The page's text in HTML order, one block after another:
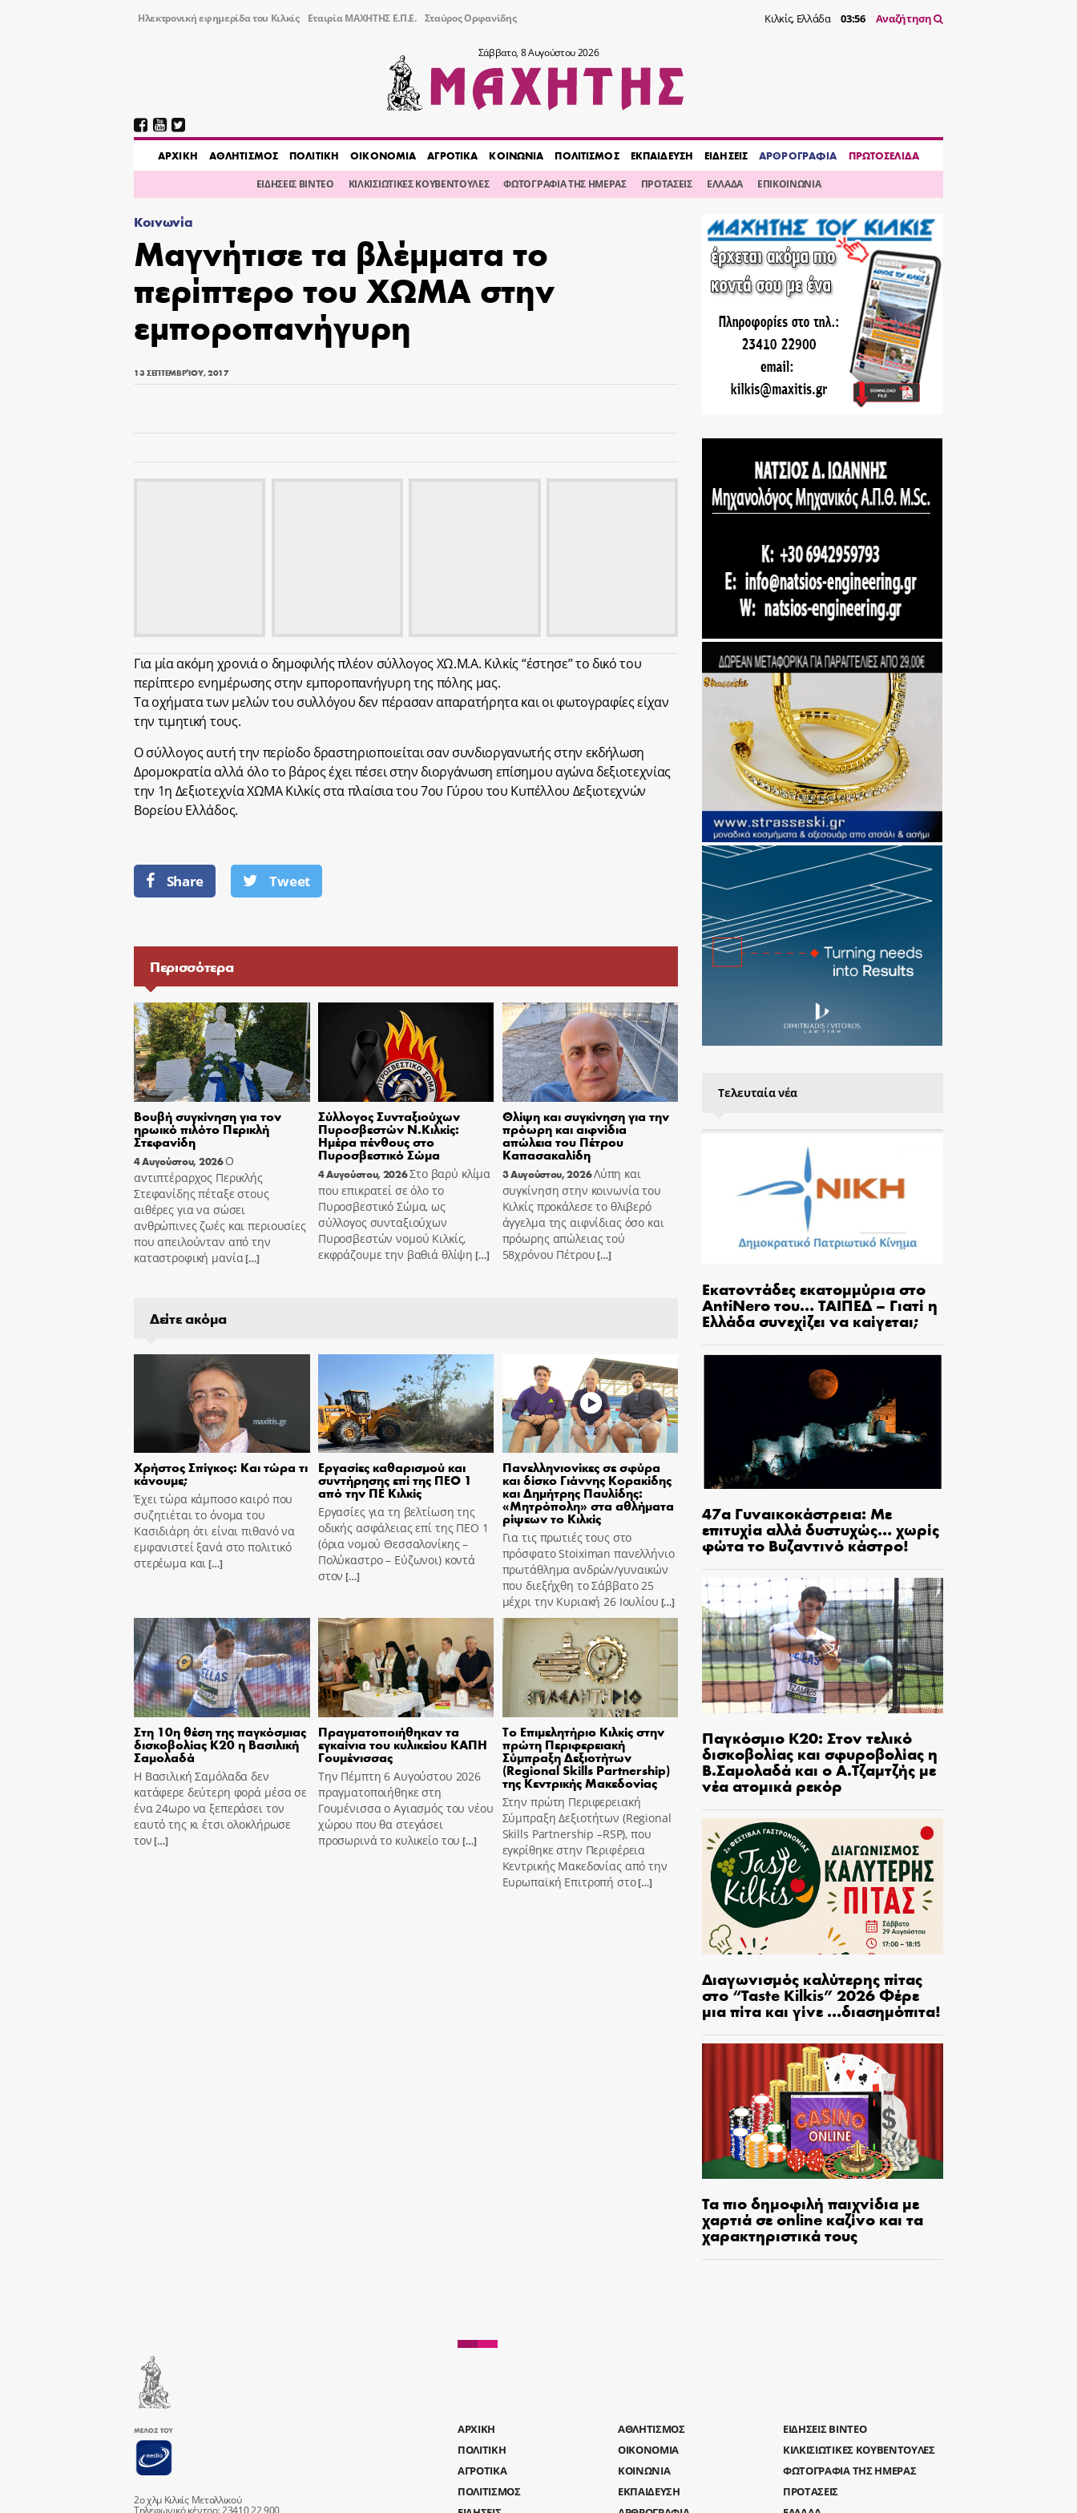
Ηλεκτρονική εφημερίδα του Κιλκίς Εταιρία ΜΑΧΗΤΗΣ Ε.Π.Ε. Σταύρος Ορφανίδης Κιλκίς, Ελλάδα 03:56 Αναζήτηση
Σάββατο, 8 Αυγούστου 2026
AΡΧΙΚΗ ΑΘΛΗΤΙΣΜΟΣ ΠΟΛΙΤΙΚΗ ΟΙΚΟΝΟΜΙΑ ΑΓΡΟΤΙΚΑ ΚΟΙΝΩΝΙΑ ΠΟΛΙΤΙΣΜΟΣ ΕΚΠΑΙΔΕΥΣΗ ΕΙΔΗΣΕΙΣ ΑΡΘΡΟΓΡΑΦΙΑ ΠΡΩΤΟΣΕΛΙΔΑ
ΕΙΔΗΣΕΙΣ ΒΙΝΤΕΟ ΚΙΛΚΙΣΙΩΤΙΚΕΣ ΚΟΥΒΕΝΤΟΥΛΕΣ ΦΩΤΟΓΡΑΦΙΑ ΤΗΣ ΗΜΕΡΑΣ ΠΡΟΤΑΣΕΙΣ ΕΛΛΑΔΑ ΕΠΙΚΟΙΝΩΝΙΑ
Κοινωνία
Μαγνήτισε τα βλέμματα το
περίπτερο του ΧΩΜΑ στην
εμποροπανήγυρη
13 ΣΕΠΤΕΜΒΡΊΟΥ, 2017
Για μία ακόμη χρονιά ο δημοφιλής πλέον σύλλογος ΧΩ.Μ.Α. Κιλκίς “έστησε” το δικό του
περίπτερο ενημέρωσης στην εμποροπανήγυρη της πόλης μας.
Τα οχήματα των μελών του συλλόγου δεν πέρασαν απαρατήρητα και οι φωτογραφίες είχαν
την τιμητική τους.
Ο σύλλογος αυτή την περίοδο δραστηριοποιείται σαν συνδιοργανωτής στην εκδήλωση
Δρομοκρατία αλλά όλο το βάρος έχει πέσει στην διοργάνωση επίσημου αγώνα δεξιοτεχνίας
την 1η Δεξιοτεχνία ΧΩΜΑ Κιλκίς στα πλαίσια του 7ου Γύρου του Κυπέλλου Δεξιοτεχνών
Βορείου Ελλάδος.
Share Tweet
Περισσότερα
Βουβή συγκίνηση για τον
ηρωικό πιλότο Περικλή
Στεφανίδη
4 Αυγούστου, 2026Ο
αντιπτέραρχος Περικλής
Στεφανίδης πέταξε στους
αιθέρες για να σώσει
ανθρώπινες ζωές και περιουσίες
που απειλούνταν από την
καταστροφική μανία[…]
Σύλλογος Συνταξιούχων
Πυροσβεστών Ν.Κιλκίς:
Ημέρα πένθους στο
Πυροσβεστικό Σώμα
4 Αυγούστου, 2026Στο βαρύ κλίμα
που επικρατεί σε όλο το
Πυροσβεστικό Σώμα, ως
σύλλογος συνταξιούχων
Πυροσβεστών νομού Κιλκίς,
εκφράζουμε την βαθιά θλίψη […]
Θλίψη και συγκίνηση για την
πρόωρη και αιφνίδια
απώλεια του Πέτρου
Καπασακαλίδη
3 Αυγούστου, 2026Λύπη και
συγκίνηση στην κοινωνία του
Κιλκίς προκάλεσε το θλιβερό
άγγελμα της αιφνίδιας όσο και
πρόωρης απώλειας τού
58χρόνου Πέτρου[…]
Δείτε ακόμα
Χρήστος Σπίγκος: Και τώρα τι
κάνουμε;
Έχει τώρα κάμποσο καιρό που
συζητιέται το όνομα του
Κασιδιάρη ότι είναι πιθανό να
εμφανιστεί ξανά στο πολιτικό
στερέωμα και[…]
Εργασίες καθαρισμού και
συντήρησης επί της ΠΕΟ 1
από την ΠΕ Κιλκίς
Εργασίες για τη βελτίωση της
οδικής ασφάλειας επί της ΠΕΟ 1
(όρια νομού Θεσσαλονίκης –
Πολύκαστρο – Εύζωνοι) κοντά
στον […]
Πανελληνιονίκες σε σφύρα
και δίσκο Γιάννης Κορακίδης
και Δημήτρης Παυλίδης:
«Μητρόπολη» στα αθλήματα
ρίψεων το Κιλκίς
Για τις πρωτιές τους στο
πρόσφατο Stoiximan πανελλήνιο
πρωτάθλημα ανδρών/γυναικών
που διεξήχθη το Σάββατο 25
μέχρι την Κυριακή 26 Ιουλίου […]
Στη 10η θέση της παγκόσμιας
δισκοβολίας Κ20 η Βασιλική
Σαμολαδά
Η Βασιλική Σαμόλαδα δεν
κατάφερε δεύτερη φορά μέσα σε
ένα 24ωρο να ξεπεράσει τον
εαυτό της κι έτσι ολοκλήρωσε
τον[…]
Πραγματοποιήθηκαν τα
εγκαίνια του κυλικείου ΚΑΠΗ
Γουμένισσας
Την Πέμπτη 6 Αυγούστου 2026
πραγματοποιήθηκε στη
Γουμένισσα ο Αγιασμός του νέου
χώρου που θα στεγάσει
προσωρινά το κυλικείο του […]
Το Επιμελητήριο Κιλκίς στην
πρώτη Περιφερειακή
Σύμπραξη Δεξιοτήτων
(Regional Skills Partnership)
της Κεντρικής Μακεδονίας
Στην πρώτη Περιφερειακή
Σύμπραξη Δεξιοτήτων (Regional
Skills Partnership –RSP), που
εγκρίθηκε στην Περιφέρεια
Κεντρικής Μακεδονίας από την
Ευρωπαϊκή Επιτροπή στο[…]
Τελευταία νέα
Εκατοντάδες εκατομμύρια στο
AntiNero του… ΤΑΙΠΕΔ – Γιατί η
Ελλάδα συνεχίζει να καίγεται;
47α Γυναικοκάστρεια: Με
επιτυχία αλλά δυστυχώς… χωρίς
φώτα το Βυζαντινό κάστρο!
Παγκόσμιο Κ20: Στον τελικό
δισκοβολίας και σφυροβολίας η
Β.Σαμολαδά και ο Α.Τζαμτζής με
νέα ατομικά ρεκόρ
Διαγωνισμός καλύτερης πίτας
στο “Taste Kilkis” 2026 Φέρε
μια πίτα και γίνε …διασημόπιτα!
Τα πιο δημοφιλή παιχνίδια με
χαρτιά σε online καζίνο και τα
χαρακτηριστικά τους
2ο χλμ Κιλκίς Μεταλλικού
Τηλεφωνικό κέντρο: 23410 22 900
AΡΧΙΚΗ
ΑΘΛΗΤΙΣΜΟΣ
ΠΟΛΙΤΙΚΗ
ΟΙΚΟΝΟΜΙΑ
ΑΓΡΟΤΙΚΑ
ΚΟΙΝΩΝΙΑ
ΠΟΛΙΤΙΣΜΟΣ
ΕΚΠΑΙΔΕΥΣΗ
ΕΙΔΗΣΕΙΣ ΒΙΝΤΕΟ
ΚΙΛΚΙΣΙΩΤΙΚΕΣ ΚΟΥΒΕΝΤΟΥΛΕΣ
ΦΩΤΟΓΡΑΦΙΑ ΤΗΣ ΗΜΕΡΑΣ
ΠΡΟΤΑΣΕΙΣ